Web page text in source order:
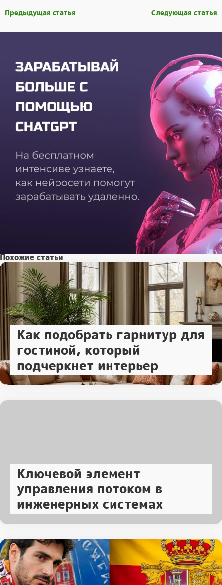
Предыдущая статья Следующая статья
Похожие статьи
Как подобрать гарнитур для
гостиной, который
подчеркнет интерьер
Ключевой элемент
управления потоком в
инженерных системах